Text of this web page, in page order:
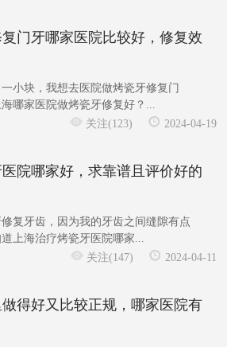
复门牙哪家医院比较好，修复效
小块，我想去医院做烤瓷牙修复门
哪家医院做烤瓷牙修复好？...
关注(123)
2024-04-19
医院哪家好，求靠谱且评价好的
复牙齿，因为我的牙齿之间缝隙有点
上海治疗烤瓷牙医院哪家...
关注(147)
2024-04-11
做得好又比较正规，哪家医院有